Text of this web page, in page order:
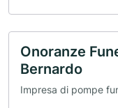
Onoranze
Bernardo
Impresa di pompe